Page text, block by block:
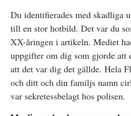
Du identifierades med skadliga
till en stor hotbild. Det var du
XX-åringen i artikeln. Mediet
uppgifter om dig som gjorde att
att det var dig det gällde. Hela
och ditt och din familjs namn
var sekretessbelagt hos polisen.